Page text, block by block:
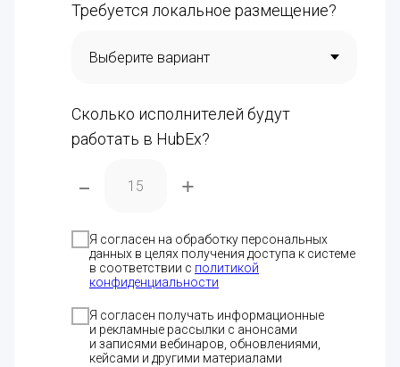
Требуется локальное размещение?
Сколько исполнителей будут
работать в HubEx?
– +
Я согласен на обработку персональных
данных в целях получения доступа к системе
в соответствии с политикой
конфиденциальности
Я согласен получать информационные
и рекламные рассылки с анонсами
и записями вебинаров, обновлениями,
кейсами и другими материалами